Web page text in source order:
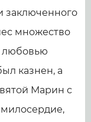
заключенного
множество
любовью
казнен, а
Марин с